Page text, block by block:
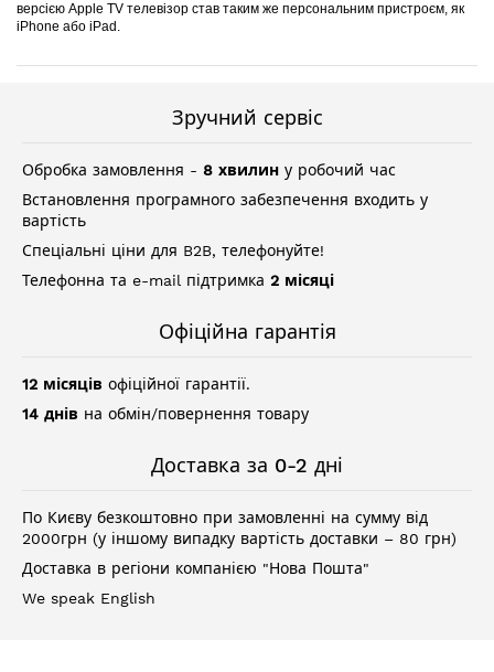
версією Apple TV телевізор став таким же персональним пристроєм, як
iPhone або iPad.
Зручний сервіс
Обробка замовлення - 8 хвилин у робочий час
Встановлення програмного забезпечення входить у
вартість
Спеціальні ціни для B2B, телефонуйте!
Телефонна та e-mail підтримка 2 місяці
Офіційна гарантія
12 місяців офіційної гарантії.
14 днів на обмін/повернення товару
Доставка за 0-2 дні
По Києву безкоштовно при замовленні на сумму від
2000грн (у іншому випадку вартість доставки – 80 грн)
Доставка в регіони компанією "Нова Пошта"
We speak English